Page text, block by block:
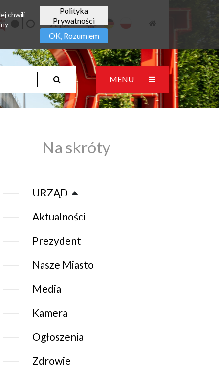
MENU
Na skróty
URZĄD
Aktualności
Prezydent
Nasze Miasto
Media
Kamera
Ogłoszenia
Zdrowie
Polityka
Prywatności
OK, Rozumiem
chwili